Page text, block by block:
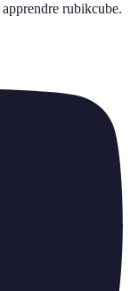
apprendre rubikcube.